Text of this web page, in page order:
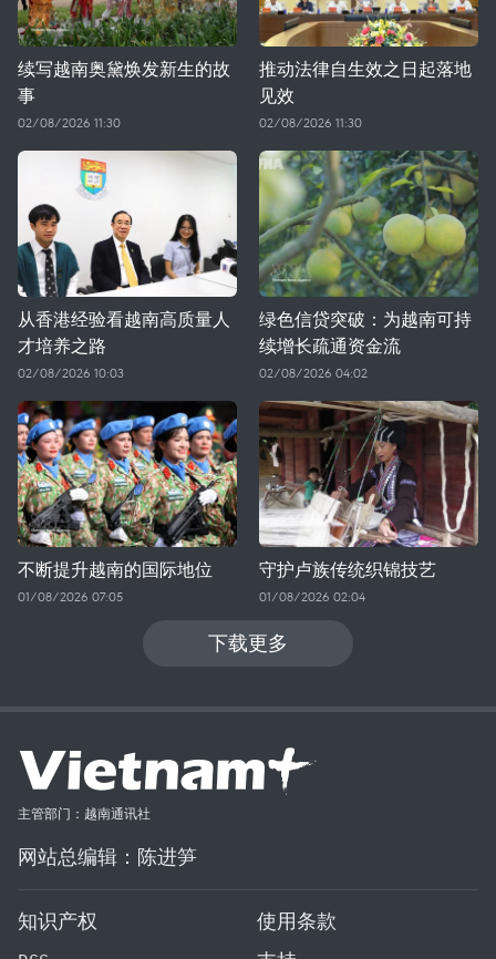
续写越南奥黛焕发新生的故
事
02/08/2026 11:30
推动法律自生效之日起落地
见效
02/08/2026 11:30
从香港经验看越南高质量人
才培养之路
02/08/2026 10:03
绿色信贷突破：为越南可持
续增长疏通资金流
02/08/2026 04:02
不断提升越南的国际地位
01/08/2026 07:05
守护卢族传统织锦技艺
01/08/2026 02:04
下载更多
主管部门：越南通讯社
网站总编辑：陈进笋
知识产权
使用条款